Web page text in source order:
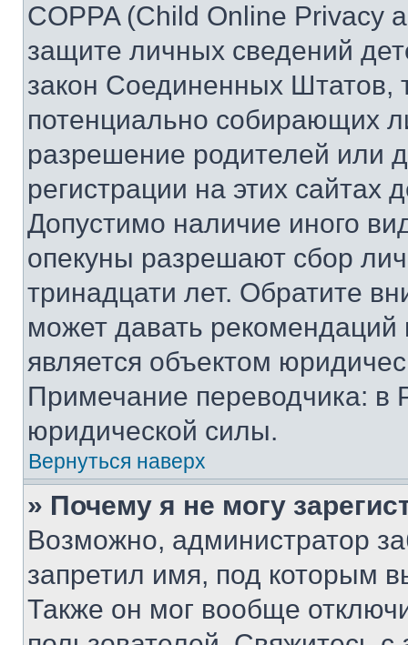
COPPA (Child Online Privacy
защите личных сведений
закон Соединенных Штатов,
потенциально собирающих
разрешение родителей или
регистрации на этих сайтах
Допустимо наличие иного
опекуны разрешают сбор
тринадцати лет. Обратите
может давать
является объектом
Примечание переводчика: в
юридической силы.
Вернуться наверх
» Почему я не могу
Возможно, администратор
запретил имя, под которым
Также он мог вообще